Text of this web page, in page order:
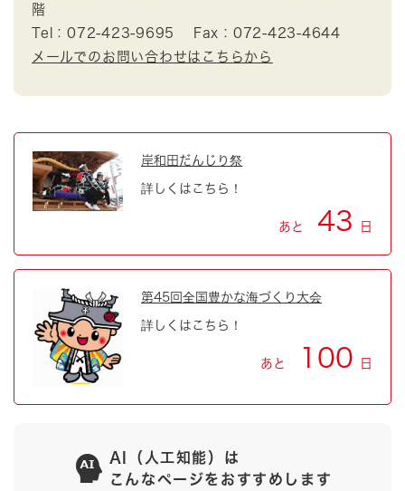
階
Tel：072-423-9695
Fax：072-423-4644
メールでのお問い合わせはこちらから
岸和田だんじり祭
詳しくはこちら！
あと 43 日
第45回全国豊かな海づくり大会
詳しくはこちら！
あと 100 日
AI（人工知能）は
こんなページをおすすめします